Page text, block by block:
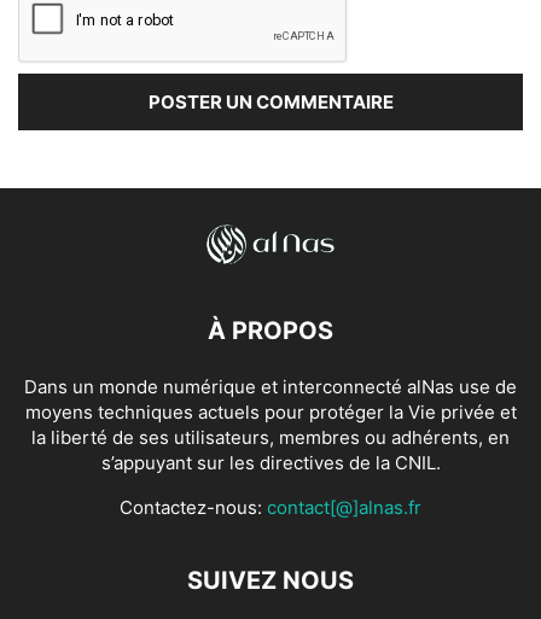
À PROPOS
Dans un monde numérique et interconnecté alNas use de
moyens techniques actuels pour protéger la Vie privée et
la liberté de ses utilisateurs, membres ou adhérents, en
s’appuyant sur les directives de la CNIL.
Contactez-nous: contact[@]alnas.fr
SUIVEZ NOUS